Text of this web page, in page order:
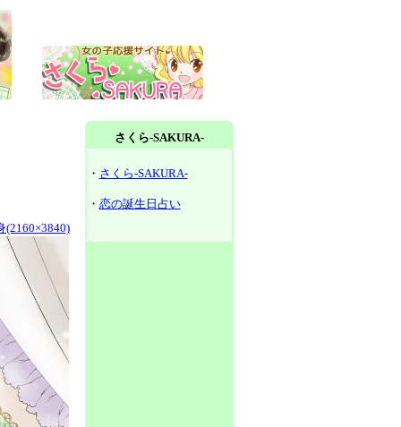
(2160×3840)
さくら-SAKURA-
・ さくら-SAKURA-
・ 恋の誕生日占い